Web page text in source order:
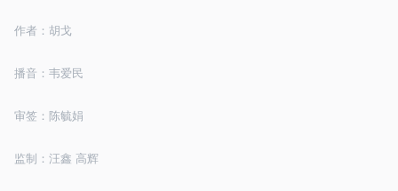
作者：胡戈
播音：韦爱民
审签：陈毓娟
监制：汪鑫 高辉